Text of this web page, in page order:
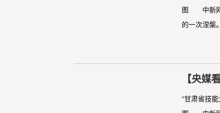
图 中新网
的一次涅槃
【央媒
“甘肃省技